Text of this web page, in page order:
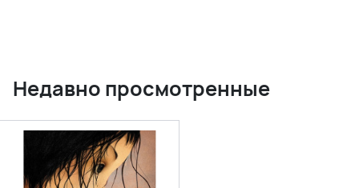
Недавно просмотренные